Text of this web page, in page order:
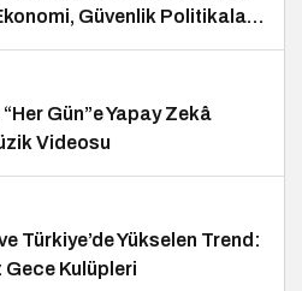
Güvenlik Politikaları
Gün”e Yapay Zekâ
Videosu
Türkiye’de Yükselen Trend:
Kulüpleri